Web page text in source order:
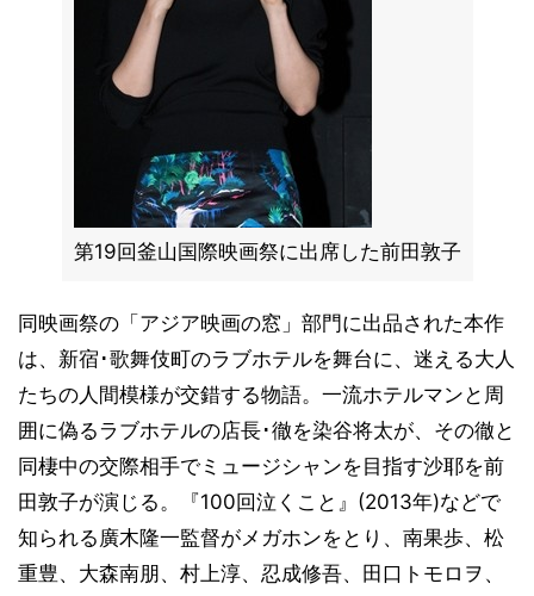
第19回釜山国際映画祭に出席した前田敦子
同映画祭の「アジア映画の窓」部門に出品された本作
は、新宿･歌舞伎町のラブホテルを舞台に、迷える大人
たちの人間模様が交錯する物語。一流ホテルマンと周
囲に偽るラブホテルの店長･徹を染谷将太が、その徹と
同棲中の交際相手でミュージシャンを目指す沙耶を前
田敦子が演じる。『100回泣くこと』(2013年)などで
知られる廣木隆一監督がメガホンをとり、南果歩、松
重豊、大森南朋、村上淳、忍成修吾、田口トモロヲ、